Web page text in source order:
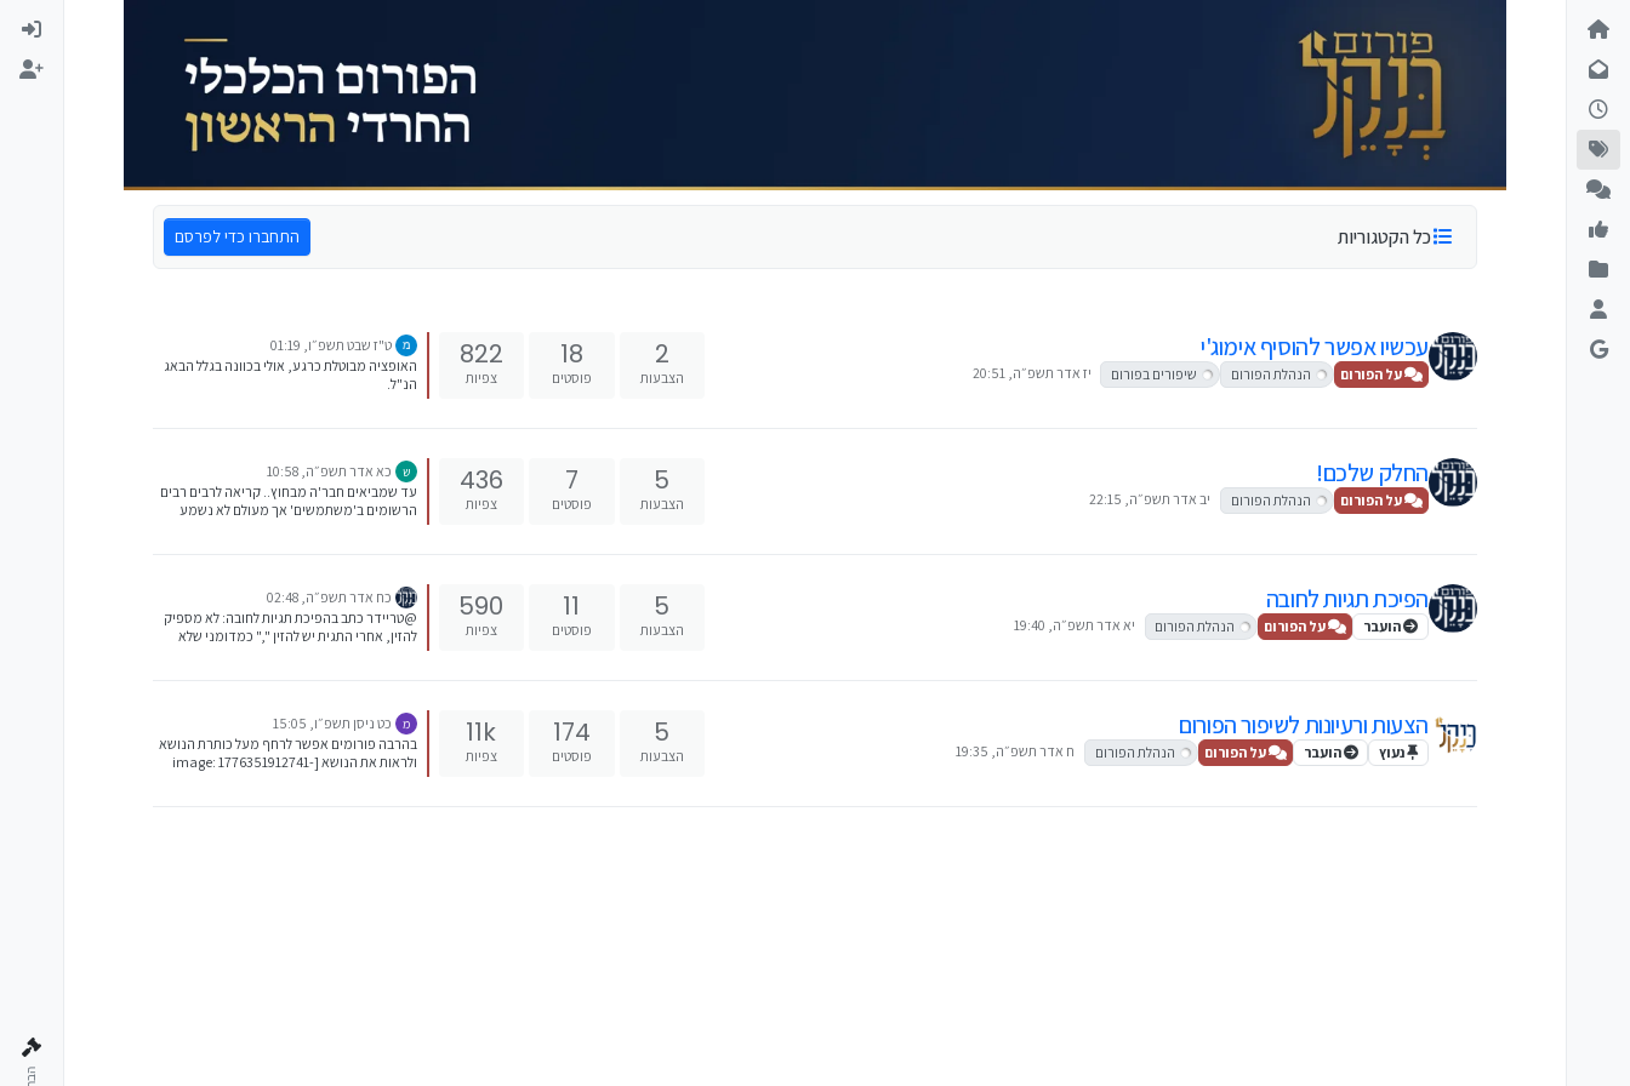
דילוג לתוכן
כל הקטגוריות התחברו כדי לפרסם
עכשיו אפשר להוסיף אימוג'י
על הפורום הנהלת הפורום שיפורים בפורום יז אדר תשפ״ה, 20:51
2
הצבעות
18
פוסטים
822
צפיות
ט"ז שבט תשפ״ו, 01:19
האופציה מבוטלת כרגע, אולי בכוונה בגלל הבאג
הנ"ל.
החלק שלכם!
על הפורום הנהלת הפורום יב אדר תשפ״ה, 22:15
5
הצבעות
7
פוסטים
436
צפיות
ש
כא אדר תשפ״ה, 10:58
עד שמביאים חבר'ה מבחוץ.. קריאה לרבים רבים
הרשומים ב'משתמשים' אך מעולם לא נשמע
הפיכת תגיות לחובה
הועבר על הפורום הנהלת הפורום יא אדר תשפ״ה, 19:40
5
הצבעות
11
פוסטים
590
צפיות
כח אדר תשפ״ה, 02:48
@טריידר כתב בהפיכת תגיות לחובה: לא מספיק
להזין, אחרי התגית יש להזין "," כמדומני שלא
הצעות ורעיונות לשיפור הפורום
נעוץ הועבר על הפורום הנהלת הפורום ח אדר תשפ״ה, 19:35
5
הצבעות
174
פוסטים
11k
צפיות
מ
כט ניסן תשפ״ו, 15:05
בהרבה פורומים אפשר לרחף מעל כותרת הנושא
ולראות את הנושא [image: 1776351912741-